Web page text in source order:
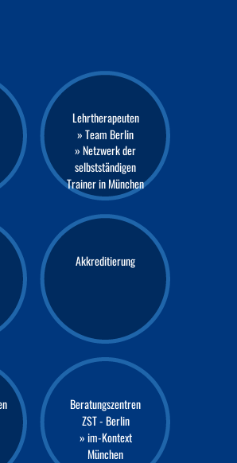
Lehrtherapeuten
» Team Berlin
» Netzwerk der
selbstständigen
Trainer in München
Akkreditierung
Beratungszentren
ZST - Berlin
» im-Kontext
München